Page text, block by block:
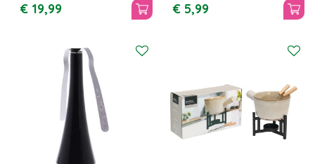
€ 19,99 € 5,99